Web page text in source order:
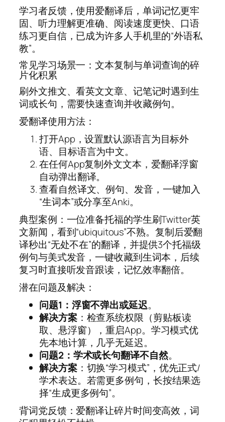
学习者反馈，使用爱翻译后，单词记忆更牢
固、听力理解更准确、阅读速度更快、口语
练习更自信，已成为许多人手机里的“外语私
教”。
常见学习场景一：文本复制与单词查询的碎
片化积累
刷外文推文、看英文文章、记笔记时遇到生
词或长句，需要快速查询并收藏例句。
爱翻译使用方法：
打开App，设置默认源语言为目标外
语、目标语言为中文。
在任何App复制外文文本，爱翻译浮窗
自动弹出翻译。
查看自然译文、例句、发音，一键加入
“生词本”或分享至Anki。
典型案例：一位准备托福的学生刷Twitter英
文新闻，看到“ubiquitous”不熟。复制后爱翻
译秒出“无处不在”的翻译，并提供3个托福级
例句与美式发音，一键收藏到生词本，后续
复习时直接听发音跟读，记忆效率翻倍。
潜在问题及解决：
问题1：浮窗不弹出或延迟。
解决方案：检查系统权限（剪贴板读
取、悬浮窗），重启App。学习模式优
先本地计算，几乎无延迟。
问题2：学术或长句翻译不自然。
解决方案：切换“学习模式”，优先正式/
学术表达。若需更多例句，长按结果选
择“生成更多例句”。
背词党反馈：爱翻译让碎片时间变高效，词